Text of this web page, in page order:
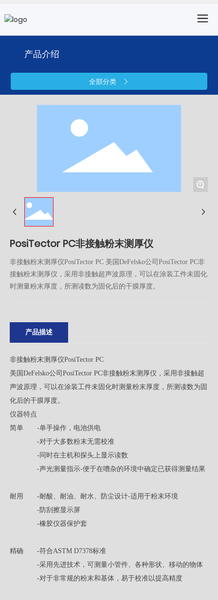
产品介绍
全部分类
+
PosiTector PC非接触粉末测厚仪
非接触粉末测厚仪PosiTector PC 美国DeFelsko公司PosiTector PC非
接触粉末测厚仪，采用非接触超声波原理，可以在涂装工件未固化
时测量粉末厚度，所测读数为固化后的干膜厚度。
产品描述
非接触粉末测厚仪PosiTector PC
美国DeFelsko公司PosiTector PC非接触粉末测厚仪，采用非接触超
声波原理，可以在涂装工件未固化时测量粉末厚度，所测读数为固
化后的干膜厚度。
仪器特点
简单 -单手操作，电池供电
-对于大多数粉末无需校准
-同时在主机和探头上显示读数
-声光测量指示-便于在嘈杂的环境中确定已获得测量结果
耐用 -耐酸、耐油、耐水、防尘设计-适用于粉末环境
-防刮擦显示屏
-橡胶仪器保护套
精确 -符合ASTM D7378标准
-采用先进技术，可测量小管件、各种形状、移动的物体
-对于非常规的粉末和基体，易于校准以提高精度